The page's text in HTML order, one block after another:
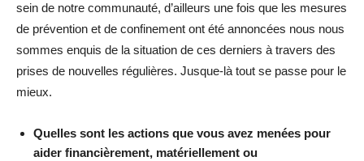
sein de notre communauté, d’ailleurs une fois que les mesures
de prévention et de confinement ont été annoncées nous nous
sommes enquis de la situation de ces derniers à travers des
prises de nouvelles régulières. Jusque-là tout se passe pour le
mieux.
Quelles sont les actions que vous avez menées pour
aider financièrement, matériellement ou